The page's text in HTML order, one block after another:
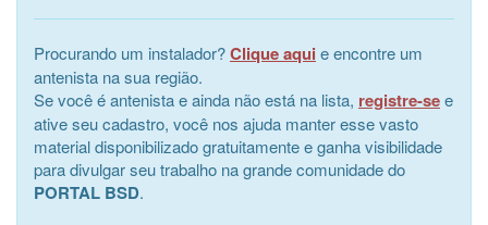
Procurando um instalador?Clique aqui e encontre um
antenista na sua região.
Se você é antenista e ainda não está na lista, registre-see
ative seu cadastro, você nos ajuda manter esse vasto
material disponibilizado gratuitamente e ganha visibilidade
para divulgar seu trabalho na grande comunidade do
PORTAL BSD.